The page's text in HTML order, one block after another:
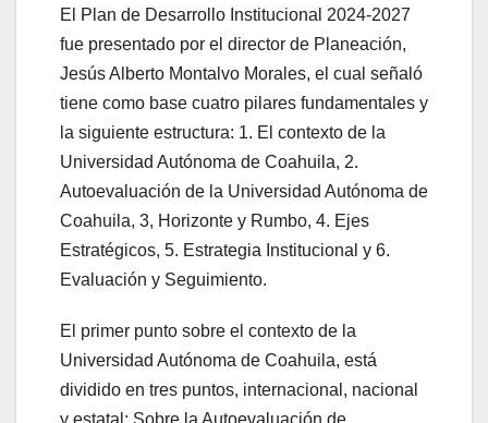
El Plan de Desarrollo Institucional 2024-2027
fue presentado por el director de Planeación,
Jesús Alberto Montalvo Morales, el cual señaló
tiene como base cuatro pilares fundamentales y
la siguiente estructura: 1. El contexto de la
Universidad Autónoma de Coahuila, 2.
Autoevaluación de la Universidad Autónoma de
Coahuila, 3, Horizonte y Rumbo, 4. Ejes
Estratégicos, 5. Estrategia Institucional y 6.
Evaluación y Seguimiento.
El primer punto sobre el contexto de la
Universidad Autónoma de Coahuila, está
dividido en tres puntos, internacional, nacional
y estatal; Sobre la Autoevaluación de